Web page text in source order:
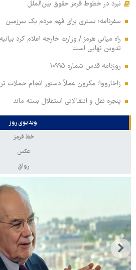
نبرد در خطوط قرمز حقوق بین‌الملل
سفرنامه؛ بستری برای فهم مردم یک سرزمین
راه میانی هرمز / وزارت خارجه اعلام کرد
تدوین نهایی است
روزنامه قدس شماره ۱۰۹۹۵
زاخارووا: مکرون عملاً دستور انجام حملات
پنجره‌ نقل و انتقالاتی استقلال بسته ماند
ویدیوی روز
خط قرمز
عکس
رواق